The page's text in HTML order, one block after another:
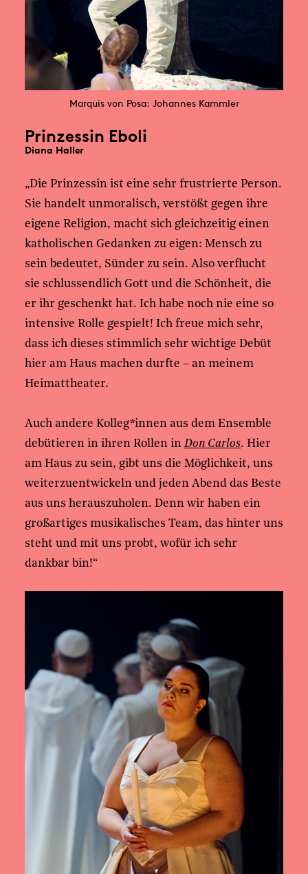
Marquis von Posa: Johannes Kammler
Prinzessin Eboli
Diana Haller
„Die Prinzessin ist eine sehr frustrierte Person.
Sie handelt unmoralisch, verstößt gegen ihre
eigene Religion, macht sich gleichzeitig einen
katholischen Gedanken zu eigen: Mensch zu
sein bedeutet, Sünder zu sein. Also verflucht
sie schlussendlich Gott und die Schönheit, die
er ihr geschenkt hat. Ich habe noch nie eine so
intensive Rolle gespielt! Ich freue mich sehr,
dass ich dieses stimmlich sehr wichtige Debüt
hier am Haus machen durfte – an meinem
Heimattheater.
Auch andere Kolleg*innen aus dem Ensemble
debütieren in ihren Rollen in Don Carlos. Hier
am Haus zu sein, gibt uns die Möglichkeit, uns
weiterzuentwickeln und jeden Abend das Beste
aus uns herauszuholen. Denn wir haben ein
großartiges musikalisches Team, das hinter uns
steht und mit uns probt, wofür ich sehr
dankbar bin!“